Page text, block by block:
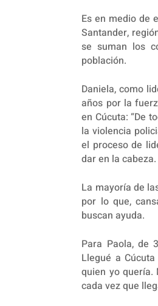
Es en medio de
Santander,
se suman los
población.
Daniela, como
años por la
en Cúcuta: “De
la violencia
el proceso de
dar en la
La mayoría de
por lo que,
buscan ayuda.
Para Paola, de
Llegué a
quien yo quería.
cada vez que